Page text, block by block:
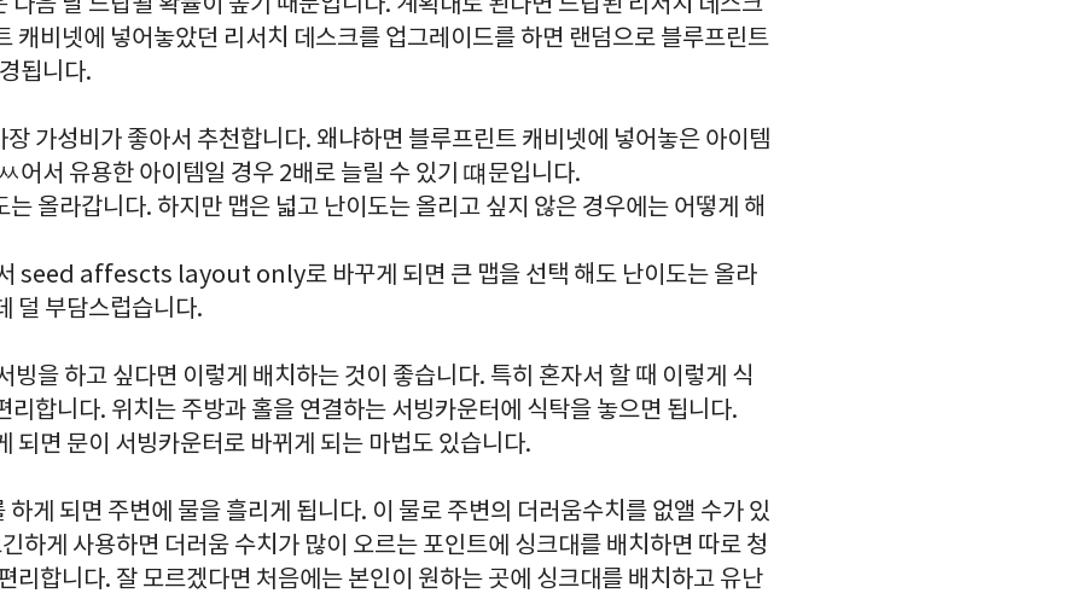
캐비넷에 넣어놓았던 리서치 데스크를 업그레이드를 하면 랜덤으로 블루프린트
됩니다.
가성비가 좋아서 추천합니다. 왜냐하면 블루프린트 캐비넷에 넣어놓은 아이템
어서 유용한 아이템일 경우 2배로 늘릴 수 있기 떄문입니다.
올라갑니다. 하지만 맵은 넓고 난이도는 올리고 싶지 않은 경우에는 어떻게 해
seed affescts layout only로 바꾸게 되면 큰 맵을 선택 해도 난이도는 올라
덜 부담스럽습니다.
빙을 하고 싶다면 이렇게 배치하는 것이 좋습니다. 특히 혼자서 할 때 이렇게 식
리합니다. 위치는 주방과 홀을 연결하는 서빙카운터에 식탁을 놓으면 됩니다.
되면 문이 서빙카운터로 바뀌게 되는 마법도 있습니다.
하게 되면 주변에 물을 흘리게 됩니다. 이 물로 주변의 더러움수치를 없앨 수가 있
하게 사용하면 더러움 수치가 많이 오르는 포인트에 싱크대를 배치하면 따로 청
리합니다. 잘 모르겠다면 처음에는 본인이 원하는 곳에 싱크대를 배치하고 유난